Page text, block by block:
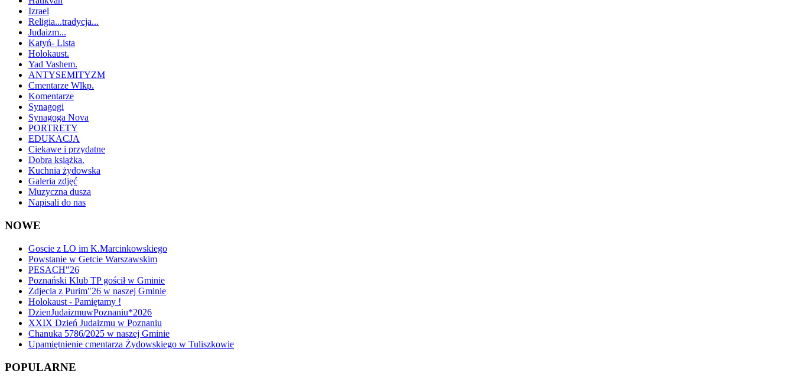
Izrael
Religia...tradycja...
Judaizm...
Katyń- Lista
Holokaust.
Yad Vashem.
ANTYSEMITYZM
Cmentarze Wlkp.
Komentarze
Synagogi
Synagoga Nova
PORTRETY
EDUKACJA
Ciekawe i przydatne
Dobra książka.
Kuchnia żydowska
Galeria zdjęć
Muzyczna dusza
Napisali do nas
NOWE
Goscie z LO im K.Marcinkowskiego
Powstanie w Getcie Warszawskim
PESACH"26
Poznański Klub TP gościł w Gminie
Zdjecia z Purim"26 w naszej Gminie
Holokaust - Pamiętamy !
DzienJudaizmuwPoznaniu*2026
XXIX Dzień Judaizmu w Poznaniu
Chanuka 5786/2025 w naszej Gminie
Upamiętnienie cmentarza Żydowskiego w Tuliszkowie
POPULARNE